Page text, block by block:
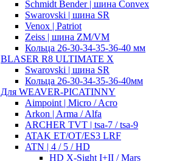
Schmidt Bender | шина Convex
Swarovski | шина SR
Venox | Patriot
Zeiss | шина ZM/VM
Кольца 26-30-34-35-36-40 мм
BLASER R8 ULTIMATE X
Swarovski | шина SR
Кольца 26-30-34-35-36-40мм
Для WEAVER-PICATINNY
Aimpoint | Micro / Acro
Arkon | Arma / Alfa
ARCHER TVT | tsa-7 / tsa-9
ATAK ET/OT/ES3 LRF
ATN | 4 / 5 / HD
HD X-Sight I+II / Mars